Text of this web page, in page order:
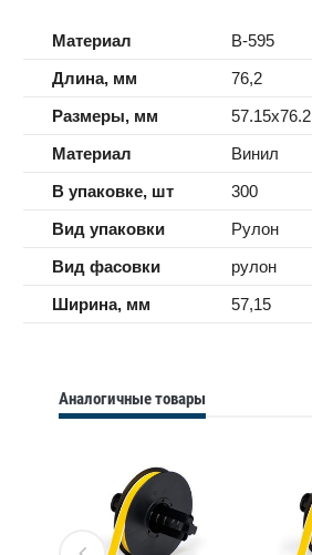
Материал
B-595
Длина, мм
76,2
Размеры, мм
57.15x76.2
Материал
Винил
В упаковке, шт
300
Вид упаковки
Рулон
Вид фасовки
рулон
Ширина, мм
57,15
Аналогичные товары